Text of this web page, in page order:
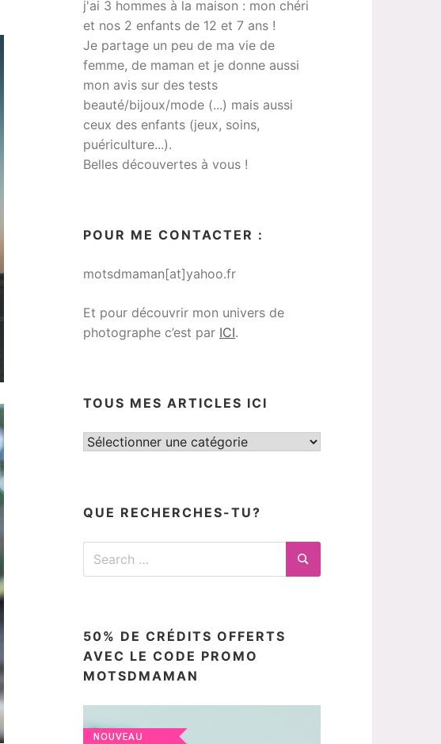
j'ai 3 hommes à la maison : mon chéri
et nos 2 enfants de 12 et 7 ans !
Je partage un peu de ma vie de
femme, de maman et je donne aussi
mon avis sur des tests
beauté/bijoux/mode (...) mais aussi
ceux des enfants (jeux, soins,
puériculture...).
Belles découvertes à vous !
POUR ME CONTACTER :
motsdmaman[at]yahoo.fr
Et pour découvrir mon univers de
photographe c’est par ICI.
TOUS MES ARTICLES ICI
Tous
QUE RECHERCHES-TU?
Search
Search
50% DE CRÉDITS OFFERTS
AVEC LE CODE PROMO
MOTSDMAMAN